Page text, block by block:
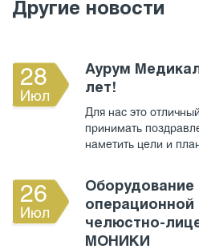
Другие новости
28
Июл
Аурум
лет!
Для нас это
принимать
наметить цели и
26
Июл
Оборудование
операционной
челюстно-
МОНИКИ